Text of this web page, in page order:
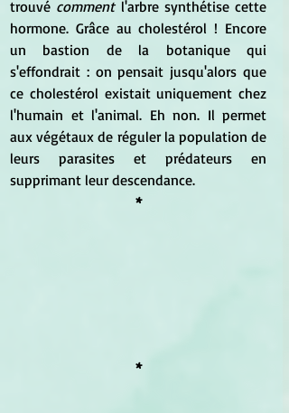
trouvé comment l'arbre synthétise cette
hormone. Grâce au cholestérol ! Encore
un bastion de la botanique qui
s'effondrait : on pensait jusqu'alors que
ce cholestérol existait uniquement chez
l'humain et l'animal. Eh non. Il permet
aux végétaux de réguler la population de
leurs parasites et prédateurs en
supprimant leur descendance.
*
*